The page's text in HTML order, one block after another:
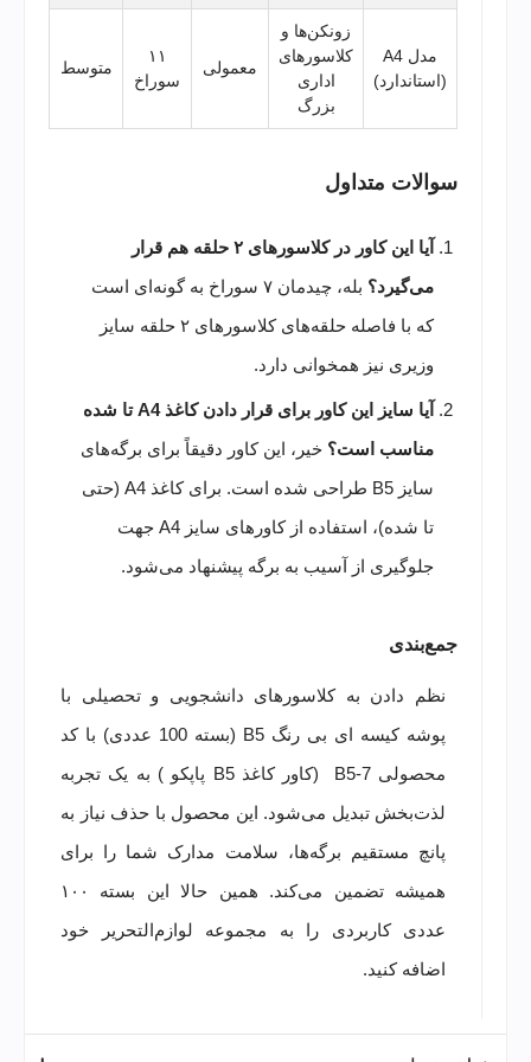
مدل A4
(استاندارد)
زونکن‌ها و
کلاسورهای
اداری
بزرگ
معمولی
۱۱
سوراخ
متوسط
سوالات متداول
آیا این کاور در کلاسورهای ۲ حلقه هم قرار
می‌گیرد؟
بله، چیدمان ۷ سوراخ به گونه‌ای است
که با فاصله حلقه‌های کلاسورهای ۲ حلقه سایز
وزیری نیز همخوانی دارد.
آیا سایز این کاور برای قرار دادن کاغذ A4 تا شده
مناسب است؟ خیر، این کاور دقیقاً برای برگه‌های
سایز B5 طراحی شده است. برای کاغذ A4 (حتی
تا شده)، استفاده از کاورهای سایز A4 جهت
جلوگیری از آسیب به برگه پیشنهاد می‌شود.
جمع‌بندی
نظم دادن به کلاسورهای دانشجویی و تحصیلی با
پوشه کیسه ای بی رنگ B5 (بسته 100 عددی) با کد
محصولی B5-7 (کاور کاغذ B5 پاپکو ) به یک تجربه
لذت‌بخش تبدیل می‌شود. این محصول با حذف نیاز به
پانچ مستقیم برگه‌ها، سلامت مدارک شما را برای
همیشه تضمین می‌کند. همین حالا این بسته ۱۰۰
عددی کاربردی را به مجموعه لوازم‌التحریر خود
اضافه کنید.